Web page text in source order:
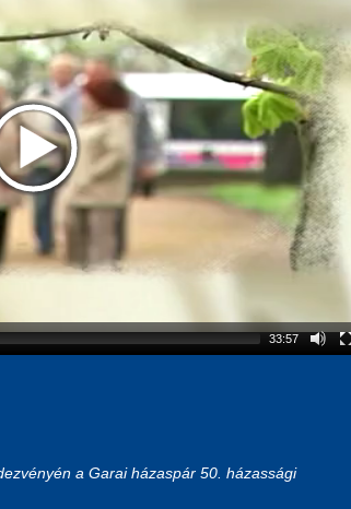
33:57
a Garai házaspár 50. házassági